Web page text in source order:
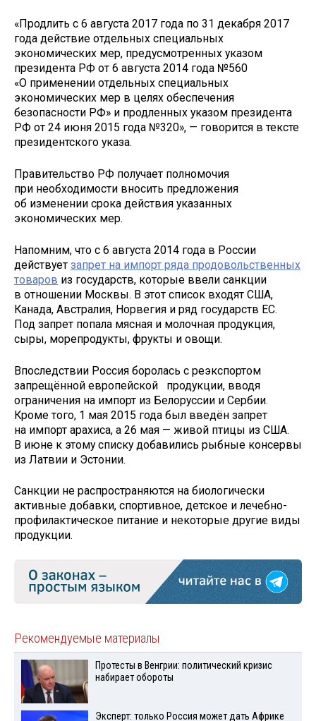
«Продлить с 6 августа 2017 года по 31 декабря 2017
года действие отдельных специальных
экономических мер, предусмотренных указом
президента РФ от 6 августа 2014 года №560
«О применении отдельных специальных
экономических мер в целях обеспечения
безопасности РФ» и продленных указом президента
РФ от 24 июня 2015 года №320», — говорится в тексте
президентского указа.
Правительство РФ получает полномочия
при необходимости вносить предложения
об изменении срока действия указанных
экономических мер.
Напомним, что с 6 августа 2014 года в России
действует запрет на импорт ряда продовольственных
товаров из государств, которые ввели санкции
в отношении Москвы. В этот список входят США,
Канада, Австралия, Норвегия и ряд государств ЕС.
Под запрет попала мясная и молочная продукция,
сыры, морепродукты, фрукты и овощи.
Впоследствии Россия боролась с реэкспортом
запрещённой европейской продукции, вводя
ограничения на импорт из Белоруссии и Сербии.
Кроме того, 1 мая 2015 года был введён запрет
на импорт арахиса, а 26 мая — живой птицы из США.
В июне к этому списку добавились рыбные консервы
из Латвии и Эстонии.
Санкции не распространяются на биологически
активные добавки, спортивное, детское и лечебно-
профилактическое питание и некоторые другие виды
продукции.
Рекомендуемые материалы
Протесты в Венгрии: политический кризис
набирает обороты
Эксперт: только Россия может дать Африке